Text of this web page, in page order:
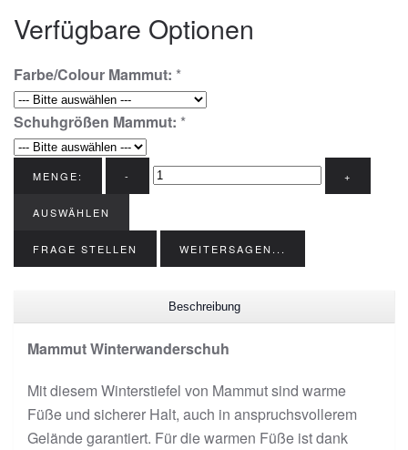
Verfügbare Optionen
Farbe/Colour Mammut: *
Schuhgrößen Mammut: *
MENGE: - +
AUSWÄHLEN
FRAGE STELLEN WEITERSAGEN...
Beschreibung
Mammut Winterwanderschuh
Mit diesem Winterstiefel von Mammut sind warme
Füße und sicherer Halt, auch in anspruchsvollerem
Gelände garantiert. Für die warmen Füße ist dank